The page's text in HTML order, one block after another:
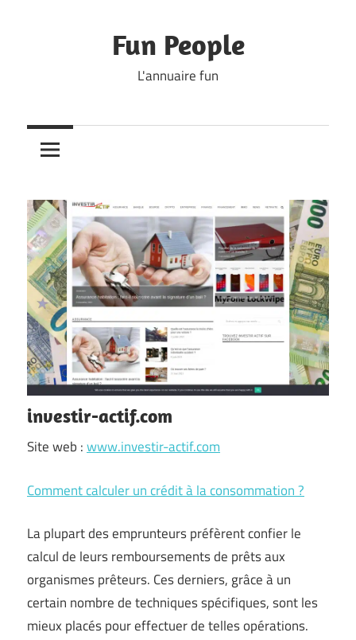
Fun People
L'annuaire fun
investir-actif.com
Site web :www.investir-actif.com
Comment calculer un crédit à la consommation ?
La plupart des emprunteurs préfèrent confier le
calcul de leurs remboursements de prêts aux
organismes prêteurs. Ces derniers, grâce à un
certain nombre de techniques spécifiques, sont les
mieux placés pour effectuer de telles opérations.